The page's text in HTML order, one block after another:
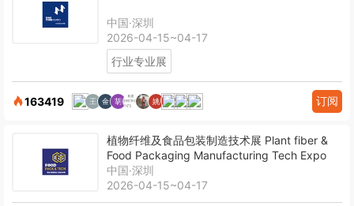
中国·深圳
2026-04-15~04-17
行业专业展
163419 订阅
植物纤维及食品包装制造技术展 Plant fiber &
Food Packaging Manufacturing Tech Expo
中国·深圳
2026-04-15~04-17